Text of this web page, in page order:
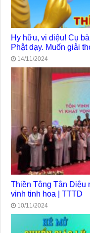
Hy hữu, vi diệu! Cụ
Phật dạy. Muốn giải
14/11/2024
Thiền Tông Tân Diệu
vinh tinh hoa | TTTD
10/11/2024